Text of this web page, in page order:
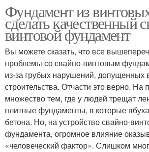
Фундамент на винтовых
сваях
Опалубка для
фундамента
Опалубки для
столбчатого
фундамента
Фундамент из
сделать качественный
винтовой фундамент
Вы можете сказать, что все
проблемы со свайно-винтовым
из-за грубых нарушений, допущенных
строительства. Отчасти это верно. На
множество тем, где у людей трещат
плитные фундаменты, в которые
бетона. Но, на устройство свайно-
фундамента, огромное влияние
«человеческий фактор». Слишком